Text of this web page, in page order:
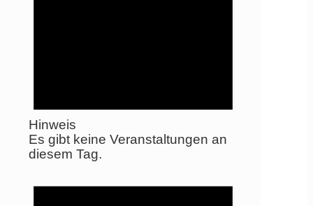
Hinweis
Es gibt keine Veranstaltungen an
diesem Tag.